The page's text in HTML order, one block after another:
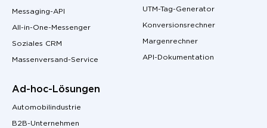
Messaging-API
All-in-One-Messenger
Soziales CRM
Massenversand-Service
Ad-hoc-Lösungen
Automobilindustrie
B2B-Unternehmen
UTM-Tag-Generator
Konversionsrechner
Margenrechner
API-Dokumentation